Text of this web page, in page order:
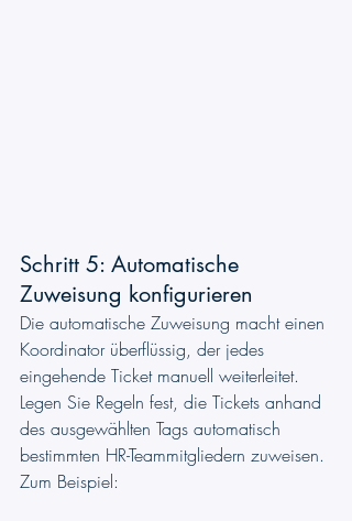
Schritt 5: Automatische
Zuweisung konfigurieren
Die automatische Zuweisung macht einen
Koordinator überflüssig, der jedes
eingehende Ticket manuell weiterleitet.
Legen Sie Regeln fest, die Tickets anhand
des ausgewählten Tags automatisch
bestimmten HR-Teammitgliedern zuweisen.
Zum Beispiel: